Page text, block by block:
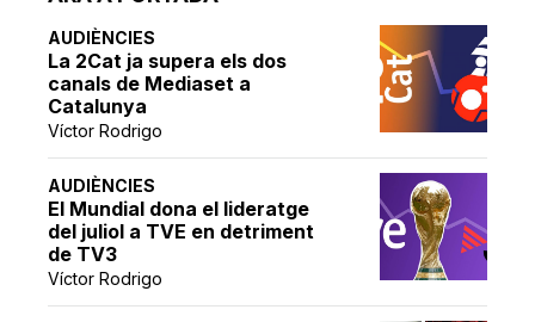
AUDIÈNCIES
La 2Cat ja supera els dos
canals de Mediaset a
Catalunya
Víctor Rodrigo
AUDIÈNCIES
El Mundial dona el lideratge
del juliol a TVE en detriment
de TV3
Víctor Rodrigo